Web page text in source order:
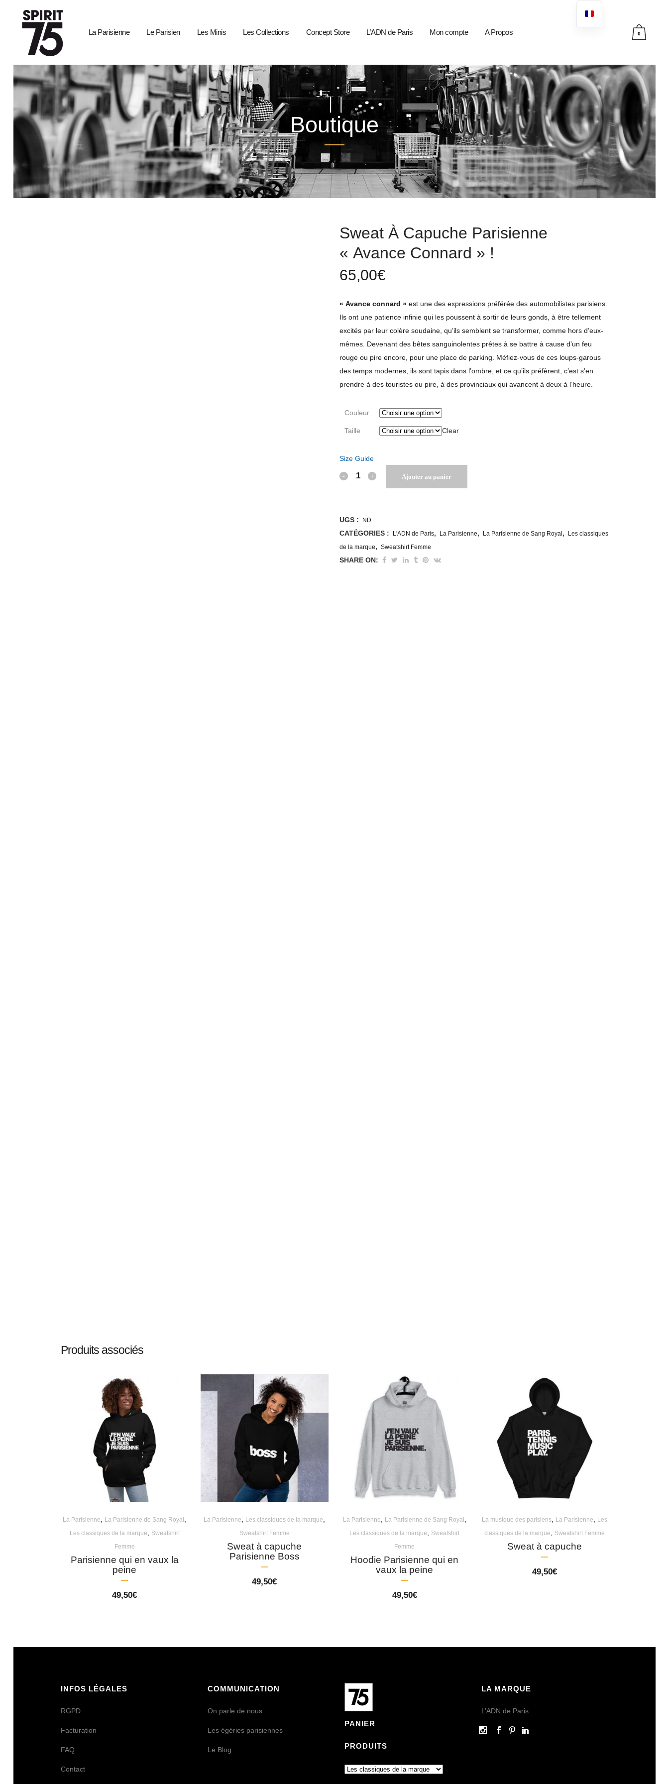
0
La Parisienne Le Parisien Les Minis Les Collections Concept Store L’ADN de Paris Mon compte A Propos
Boutique
Sweat À Capuche Parisienne
« Avance Connard » !
65,00€
« Avance connard » est une des expressions préférée des automobilistes parisiens.
Ils ont une patience infinie qui les poussent à sortir de leurs gonds, à être tellement
excités par leur colère soudaine, qu’ils semblent se transformer, comme hors d’eux-
mêmes. Devenant des bêtes sanguinolentes prêtes à se battre à cause d’un feu
rouge ou pire encore, pour une place de parking. Méfiez-vous de ces loups-garous
des temps modernes, ils sont tapis dans l’ombre, et ce qu’ils préfèrent, c’est s’en
prendre à des touristes ou pire, à des provinciaux qui avancent à deux à l’heure.
Couleur
Taille Clear
Size Guide
Sweat
Parisienne
"Avance
Ajouter au panier
UGS : ND
CATÉGORIES : L'ADN de Paris, La Parisienne, La Parisienne de Sang Royal ,
Les classiques
de la marque, Sweatshirt Femme
SHARE ON:
Produits associés
La Parisienne, La Parisienne de Sang Royal ,
Les classiques de la marque, Sweatshirt
Femme
Parisienne qui en vaux la
peine
49,50€
La Parisienne, Les classiques de la marque,
Sweatshirt Femme
Sweat à capuche
Parisienne Boss
49,50€
La Parisienne, La Parisienne de Sang Royal ,
Les classiques de la marque, Sweatshirt
Femme
Hoodie Parisienne qui en
vaux la peine
49,50€
La musique des parisiens, La Parisienne, Les
classiques de la marque, Sweatshirt Femme
Sweat à capuche
49,50€
INFOS LÉGALES
RGPD
Facturation
FAQ
Contact
COMMUNICATION
On parle de nous
Les égéries parisiennes
Le Blog
PANIER
PRODUITS
LA MARQUE
L’ADN de Paris